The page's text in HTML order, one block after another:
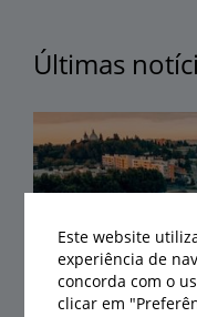
Últimas
Este website
experiência de
concorda com o
clicar em